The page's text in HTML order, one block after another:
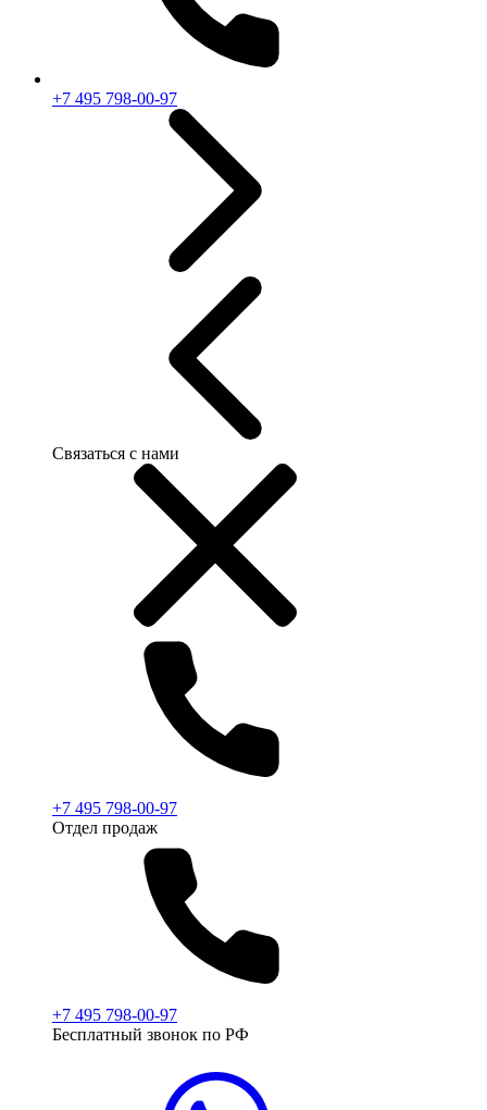
+7 495 798-00-97
Связаться с нами
+7 495 798-00-97
Отдел продаж
+7 495 798-00-97
Бесплатный звонок по РФ